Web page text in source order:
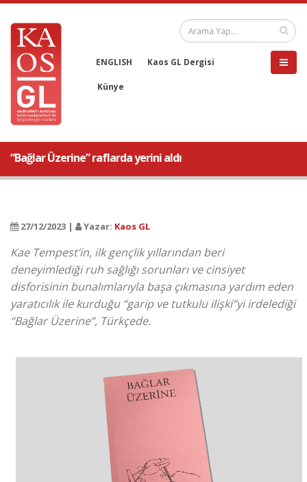
ENGLISH Kaos GL Dergisi
Künye
“Bağlar Üzerine” raflarda yerini aldı
27/12/2023 | Yazar: Kaos GL
Kae Tempest’in, ilk gençlik yıllarından beri
deneyimlediği ruh sağlığı sorunları ve cinsiyet
disforisinin bunalımlarıyla başa çıkmasına yardım eden
yaratıcılık ile kurduğu “garip ve tutkulu ilişki”yi irdelediği
“Bağlar Üzerine”, Türkçede.